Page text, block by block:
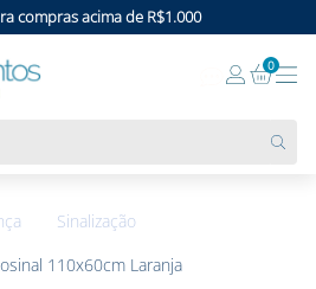
compras acima de R$1.000
0
Sinalização
110x60cm Laranja